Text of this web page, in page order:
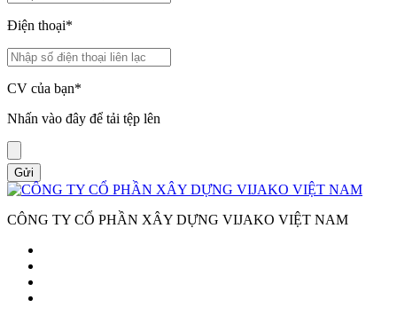
Điện thoại*
CV của bạn*
Nhấn vào đây để tải tệp lên
Gửi
CÔNG TY CỔ PHẦN XÂY DỰNG VIJAKO VIỆT NAM